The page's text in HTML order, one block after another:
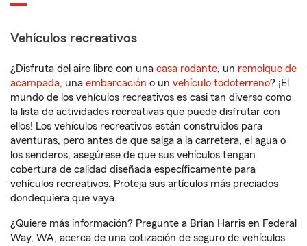
Vehículos recreativos
¿Disfruta del aire libre con una casa rodante, un remolque de
acampada, una embarcación o un vehículo todoterreno? ¡El
mundo de los vehículos recreativos es casi tan diverso como
la lista de actividades recreativas que puede disfrutar con
ellos! Los vehículos recreativos están construidos para
aventuras, pero antes de que salga a la carretera, el agua o
los senderos, asegúrese de que sus vehículos tengan
cobertura de calidad diseñada específicamente para
vehículos recreativos. Proteja sus artículos más preciados
dondequiera que vaya.
¿Quiere más información? Pregunte a Brian Harris en Federal
Way, WA, acerca de una cotización de seguro de vehículos